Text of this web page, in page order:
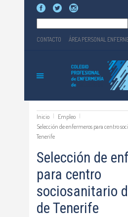
CONTACTO ÁREA PERSONAL
Inicio
Empleo
Selección de enfermeros para centro
Tenerife
Selección de
para centro
sociosanitario
de Tenerife